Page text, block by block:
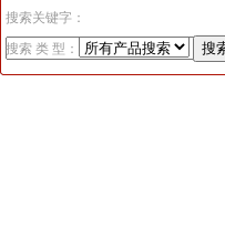
搜索关键字：
搜索 类 型：